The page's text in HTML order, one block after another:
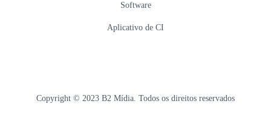
Software
Aplicativo de CI
Copyright © 2023 B2 Mídia. Todos os direitos reservados